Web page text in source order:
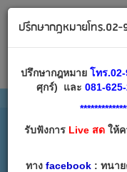
Email:
เข้
ปรึกษากฎหมายโทร
ปรึกษากฎหมาย โทร
ศุกร์) และ 081-
รับฟังการLive สดให้ค
ทาง facebook: ทนาย